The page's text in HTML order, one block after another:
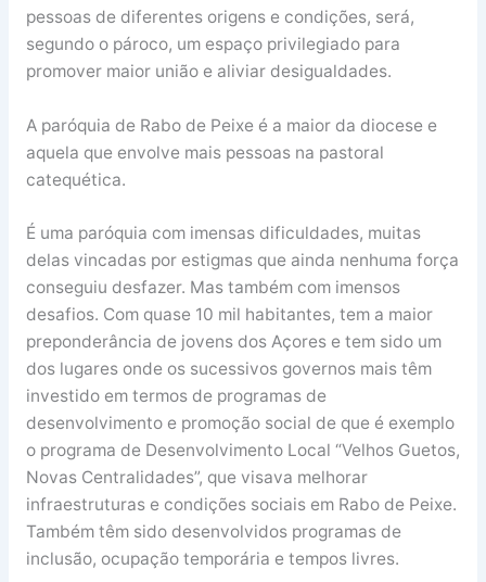
pessoas de diferentes origens e condições, será,
segundo o pároco, um espaço privilegiado para
promover maior união e aliviar desigualdades.
A paróquia de Rabo de Peixe é a maior da diocese e
aquela que envolve mais pessoas na pastoral
catequética.
É uma paróquia com imensas dificuldades, muitas
delas vincadas por estigmas que ainda nenhuma força
conseguiu desfazer. Mas também com imensos
desafios. Com quase 10 mil habitantes, tem a maior
preponderância de jovens dos Açores e tem sido um
dos lugares onde os sucessivos governos mais têm
investido em termos de programas de
desenvolvimento e promoção social de que é exemplo
o programa de Desenvolvimento Local “Velhos Guetos,
Novas Centralidades”, que visava melhorar
infraestruturas e condições sociais em Rabo de Peixe.
Também têm sido desenvolvidos programas de
inclusão, ocupação temporária e tempos livres.